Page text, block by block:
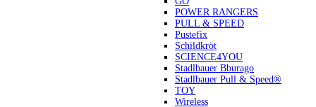
POWER RANGERS
PULL & SPEED
Pustefix
Schildkröt
SCIENCE4YOU
Stadlbauer Bburago
Stadlbauer Pull & Speed®
TOY
Wireless